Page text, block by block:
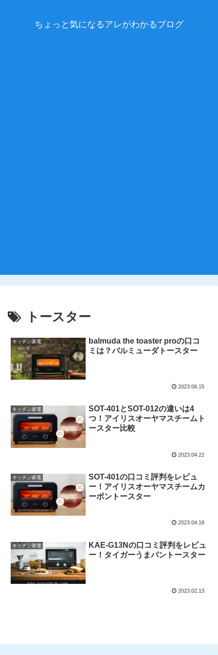
ちょっと気になるアレがわかるブログ
トースター
キッチン家電
balmuda the toaster proの口コ
ミは？バルミューダトースター
2023.06.15
キッチン家電
SOT-401とSOT-012の違いは4
つ！アイリスオーヤマスチームト
ースター比較
2023.04.22
キッチン家電
SOT-401の口コミ評判をレビュ
ー！アイリスオーヤマスチームカ
ーボントースター
2023.04.18
キッチン家電
KAE-G13Nの口コミ評判をレビュ
ー！タイガーうまパントースター
2023.02.13